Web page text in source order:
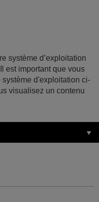
système d’exploitation
est important que vous
d'exploitation ci-
visualisez un contenu